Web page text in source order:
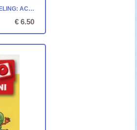
LOCO MINI - ONTWIKKELING: ACROBATEN IN HET CIRCUS
€ 6.50